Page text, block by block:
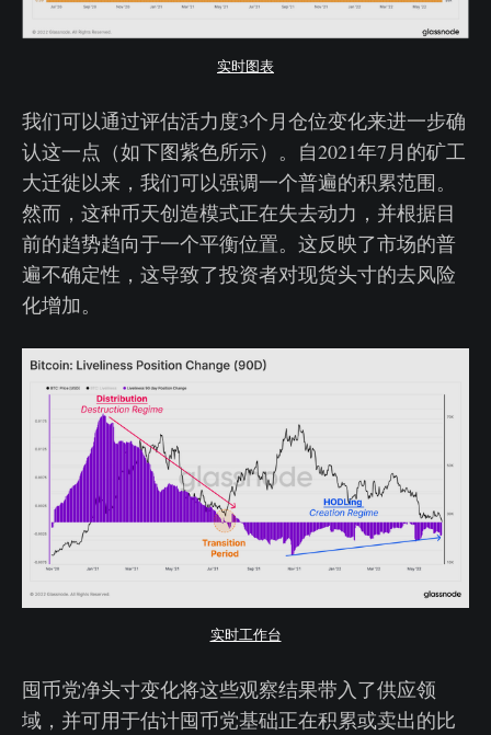
实时图表
我们可以通过评估活力度3个月仓位变化来进一步确
认这一点（如下图紫色所示）。自2021年7月的矿工
大迁徙以来，我们可以强调一个普遍的积累范围。
然而，这种币天创造模式正在失去动力，并根据目
前的趋势趋向于一个平衡位置。这反映了市场的普
遍不确定性，这导致了投资者对现货头寸的去风险
化增加。
实时工作台
囤币党净头寸变化将这些观察结果带入了供应领
域，并可用于估计囤币党基础正在积累或卖出的比